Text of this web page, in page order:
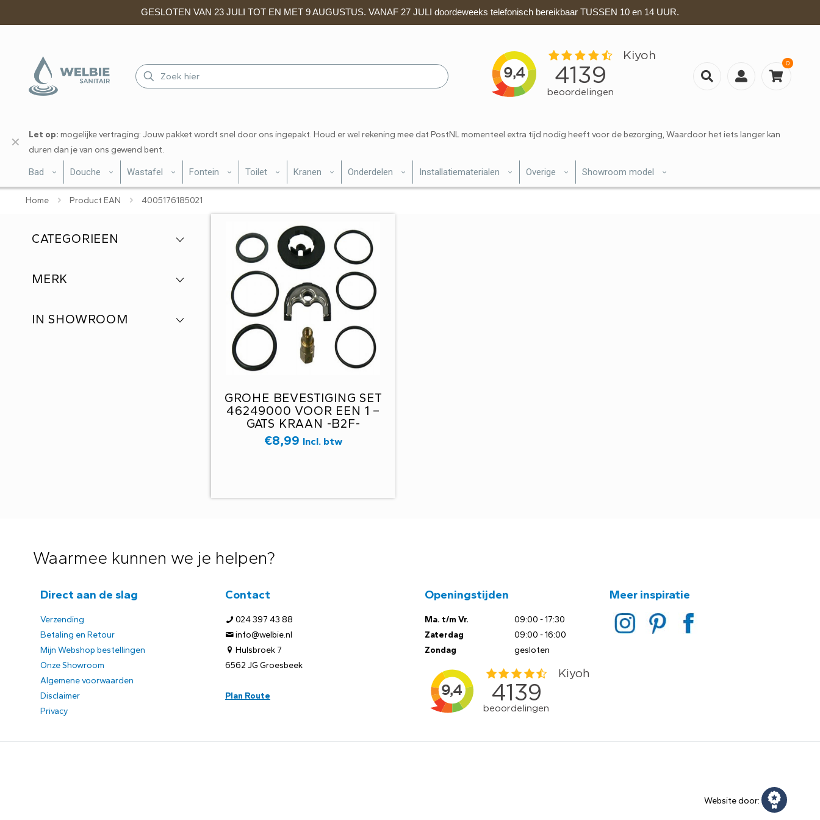
GESLOTEN VAN 23 JULI TOT EN MET 9 AUGUSTUS. VANAF 27 JULI doordeweeks telefonisch bereikbaar TUSSEN 10 en 14 UUR.
0
Let op: mogelijke vertraging: Jouw pakket wordt snel door ons ingepakt. Houd er wel rekening mee dat PostNL momenteel extra tijd nodig heeft voor de bezorging, Waardoor het iets langer kan
duren dan je van ons gewend bent.
✕
Bad Douche Wastafel Fontein Toilet Kranen Onderdelen Installatiematerialen Overige Showroom model
Home Product EAN 4005176185021
GROHE BEVESTIGING SET
46249000 VOOR EEN 1 –
GATS KRAAN -B2F-
€8,99 Incl. btw
CATEGORIEEN
MERK
IN SHOWROOM
Waarmee kunnen we je helpen?
Direct aan de slag
Verzending
Betaling en Retour
Mijn Webshop bestellingen
Onze Showroom
Algemene voorwaarden
Disclaimer
Privacy
Contact
024 397 43 88
info@welbie.nl
Hulsbroek 7
6562 JG Groesbeek
Plan Route
Openingstijden
Ma. t/m Vr.
Zaterdag
Zondag
09:00 - 17:30
09:00 - 16:00
gesloten
Meer inspiratie
Website door: